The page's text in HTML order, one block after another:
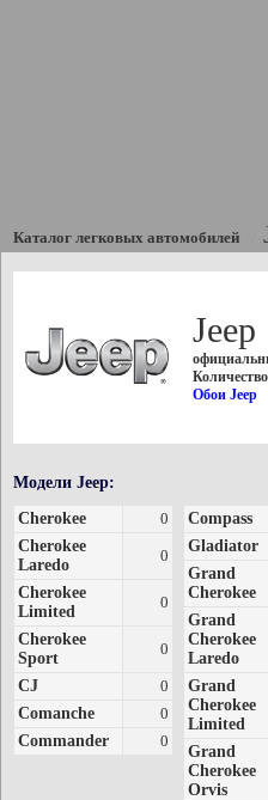
Каталог легковых автомобилей
Jeep
Обои Jeep
Модели Jeep:
Cherokee
0
Cherokee
Laredo
0
Cherokee
Limited
0
Cherokee
Sport
0
CJ
0
Comanche
0
Commander
0
Compass
Gladiator
Grand
Cherokee
Grand
Cherokee
Laredo
Grand
Cherokee
Limited
Grand
Cherokee
Orvis